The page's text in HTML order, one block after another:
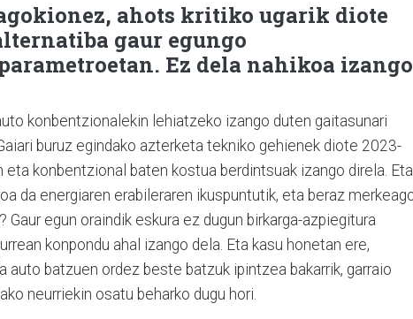
ahots kritiko ugarik diote
gaur egungo
Ez dela nahikoa
konbentzionalekin lehiatzeko izango duten gaitasunari
buruz egindako azterketa tekniko gehienek diote 2023-
konbentzional baten kostua berdintsuak izango direla. Eta
da energiaren erabileraren ikuspuntutik, eta beraz
Gaur egun oraindik eskura ez dugun birkarga-azpiegitura
konpondu ahal izango dela. Eta kasu honetan ere,
auto batzuen ordez beste batzuk ipintzea bakarrik, garraio
neurriekin osatu beharko dugu hori.